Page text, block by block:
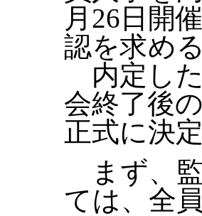
月26日開
認を求め
内定し
会終了後
正式に決
まず、
ては、全